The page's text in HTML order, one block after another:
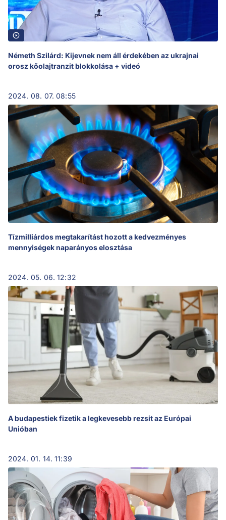
Németh Szilárd: Kijevnek nem áll érdekében az ukrajnai
orosz kőolajtranzit blokkolása + videó
2024. 08. 07. 08:55
Tízmilliárdos megtakarítást hozott a kedvezményes
mennyiségek naparányos elosztása
2024. 05. 06. 12:32
A budapestiek fizetik a legkevesebb rezsit az Európai
Unióban
2024. 01. 14. 11:39